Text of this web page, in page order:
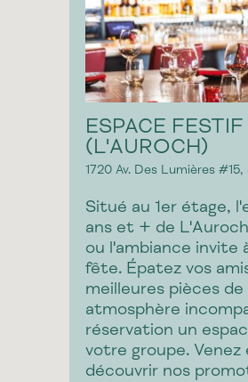
ESPACE
(L'AUROCH)
1720 Av. Des Lumières #15,
Situé au 1er étage,
ans et + de
ou l'ambiance invite
fête. Épatez vos
meilleures pièces
atmosphère
réservation un
votre groupe. Venez
découvrir nos